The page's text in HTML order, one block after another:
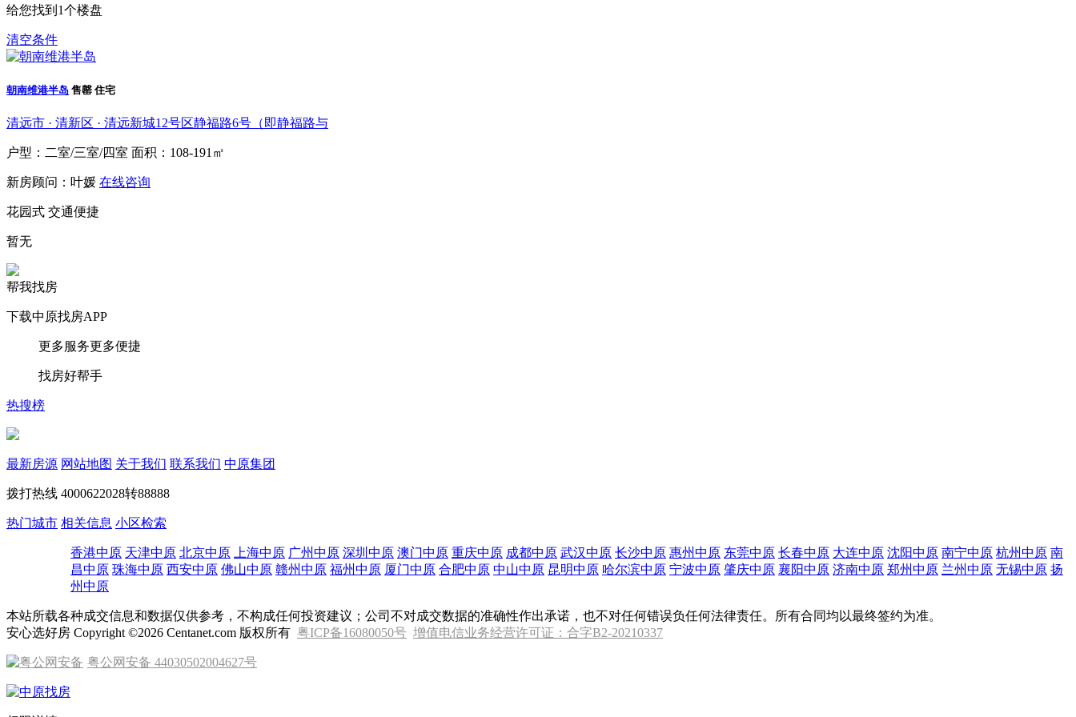
给您找到 1个楼盘
清空条件
朝南维港半岛 售罄 住宅
清远市 · 清新区 · 清远新城12号区静福路6号（即静福路与
户型：二室/三室/四室 面积：108-191㎡
新房顾问：叶媛 在线咨询
花园式 交通便捷
暂无
帮我找房
下载中原找房APP
更多服务更多便捷
找房好帮手
热搜榜
最新房源 网站地图 关于我们 联系我们 中原集团
拨打热线 4000622028转88888
热门城市 相关信息 小区检索
香港中原 天津中原 北京中原 上海中原 广州中原 深圳中原 澳门中原 重庆中原 成都中原 武汉中原 长沙中原 惠州中原 东莞中原 长春中原 大连中原 沈阳中原 南宁中原 杭州中原 南
昌中原 珠海中原 西安中原 佛山中原 赣州中原 福州中原 厦门中原 合肥中原 中山中原 昆明中原 哈尔滨中原 宁波中原 肇庆中原 襄阳中原 济南中原 郑州中原 兰州中原 无锡中原 扬
州中原
本站所载各种成交信息和数据仅供参考，不构成任何投资建议；公司不对成交数据的准确性作出承诺，也不对任何错误负任何法律责任。所有合同均以最终签约为准。
安心选好房 Copyright ©2026 Centanet.com 版权所有 粤ICP备16080050号 增值电信业务经营许可证：合字B2-20210337
粤公网安备 44030502004627号